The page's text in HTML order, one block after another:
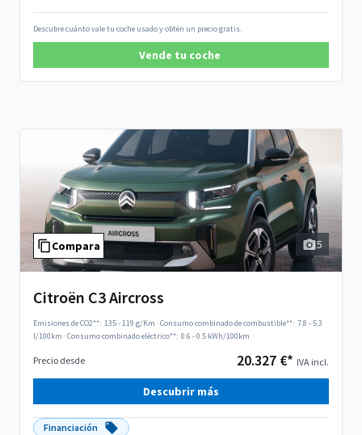
Descubre cuánto vale tu coche usado y obtén un precio gratis.
Vende tu coche
Compara 5
Citroën C3 Aircross
Emisiones de CO2**: 135 - 119 g/Km ·Consumo combinado de combustible**: 7.8 - 5.3
l/100km ·Consumo combinado eléctrico**: 0.6 - 0.5 kWh/100km
Precio desde 20.327 €* IVA incl.
Descubrir más
Financiación